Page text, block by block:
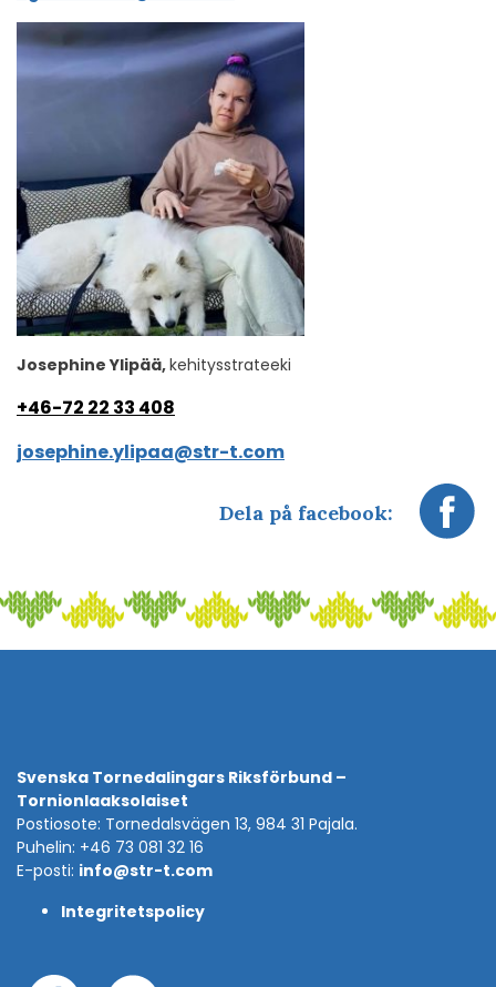
Josephine Ylipää,kehitysstrateeki
+46-72 22 33 408
josephine.ylipaa@str-t.com
Dela på facebook:
Svenska Tornedalingars Riksförbund –
Tornionlaaksolaiset
Postiosote: Tornedalsvägen 13, 984 31 Pajala.
Puhelin: +46 73 081 32 16
E-posti: info@str-t.com
Integritetspolicy